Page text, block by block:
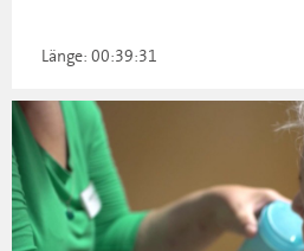
Länge: 00:39:31